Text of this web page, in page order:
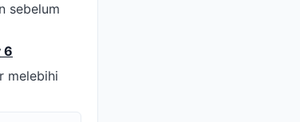
sebelum
6
melebihi